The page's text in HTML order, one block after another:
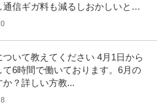
信ギガ料も減るしおかしいと言
いて教えてください 4月1日から
6時間で働いております。6月の
？詳しい方教...